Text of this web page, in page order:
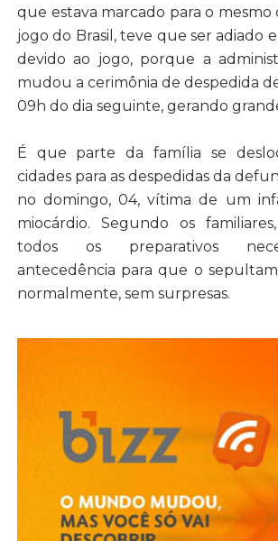
que estava marcado para o mesmo
jogo do Brasil, teve que ser adiado
devido ao jogo, porque a
mudou a cerimônia de despedida
09h do dia seguinte, gerando
É que parte da família se
cidades para as despedidas da
no domingo, 04, vítima de um
miocárdio. Segundo os
todos os preparativos
antecedência para que o
normalmente, sem surpresas.